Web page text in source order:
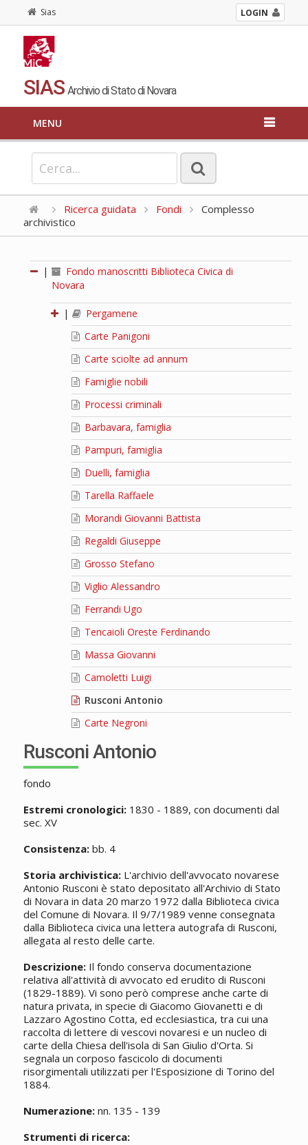
Sias LOGIN
SIAS Archivio di Stato di Novara
MENU
Ricerca guidata Fondi
Complesso
archivistico
|
Fondo manoscritti Biblioteca Civica di
Novara
|
Pergamene
Carte Panigoni
Carte sciolte ad annum
Famiglie nobili
Processi criminali
Barbavara, famiglia
Pampuri, famiglia
Duelli, famiglia
Tarella Raffaele
Morandi Giovanni Battista
Regaldi Giuseppe
Grosso Stefano
Viglio Alessandro
Ferrandi Ugo
Tencaioli Oreste Ferdinando
Massa Giovanni
Camoletti Luigi
Rusconi Antonio
Carte Negroni
Rusconi Antonio
fondo
Estremi cronologici:1830 - 1889, con documenti dal
sec. XV
Consistenza:bb. 4
Storia archivistica:L'archivio dell'avvocato novarese
Antonio Rusconi è stato depositato all'Archivio di Stato
di Novara in data 20 marzo 1972 dalla Biblioteca civica
del Comune di Novara. Il 9/7/1989 venne consegnata
dalla Biblioteca civica una lettera autografa di Rusconi,
allegata al resto delle carte.
Descrizione:Il fondo conserva documentazione
relativa all'attività di avvocato ed erudito di Rusconi
(1829-1889). Vi sono però comprese anche carte di
natura privata, in specie di Giacomo Giovanetti e di
Lazzaro Agostino Cotta, ed ecclesiastica, tra cui una
raccolta di lettere di vescovi novaresi e un nucleo di
carte della Chiesa dell'isola di San Giulio d'Orta. Si
segnala un corposo fascicolo di documenti
risorgimentali utilizzati per l'Esposizione di Torino del
1884.
Numerazione:nn. 135 - 139
Strumenti di ricerca: